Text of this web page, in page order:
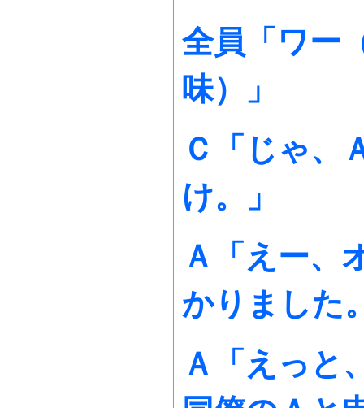
全員「ワー
味）」
Ｃ「じゃ、
け。」
Ａ「えー、
かりました
Ａ「えっと